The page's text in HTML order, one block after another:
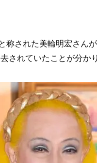
称された美輪明宏さんが
されていたことが分か